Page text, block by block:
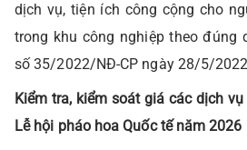
dịch vụ, tiện ích công cộng cho
trong khu công nghiệp theo đúng
số 35/2022/NĐ-CP ngày 28/5/
Kiểm tra, kiểm soát giá các dịch
Lễ hội pháo hoa Quốc tế năm 2026